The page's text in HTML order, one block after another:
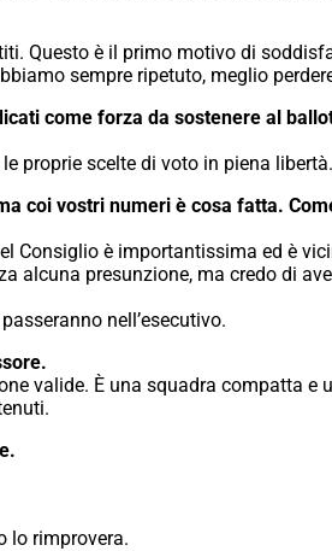
Questo è il primo motivo di
sempre ripetuto, meglio
come forza da sostenere al
proprie scelte di voto in piena libertà.
coi vostri numeri è cosa fatta.
Consiglio è importantissima ed è
alcuna presunzione, ma credo di
nell’esecutivo.
valide. È una squadra compatta e
lo rimprovera.